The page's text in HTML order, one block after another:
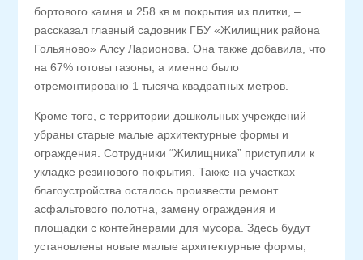
бортового камня и 258 кв.м покрытия из плитки, –
рассказал главный садовник ГБУ «Жилищник района
Гольяново» Алсу Ларионова. Она также добавила, что
на 67% готовы газоны, а именно было
отремонтировано 1 тысяча квадратных метров.
Кроме того, с территории дошкольных учреждений
убраны старые малые архитектурные формы и
ограждения. Сотрудники “Жилищника” приступили к
укладке резинового покрытия. Также на участках
благоустройства осталось произвести ремонт
асфальтового полотна, замену ограждения и
площадки с контейнерами для мусора. Здесь будут
установлены новые малые архитектурные формы,